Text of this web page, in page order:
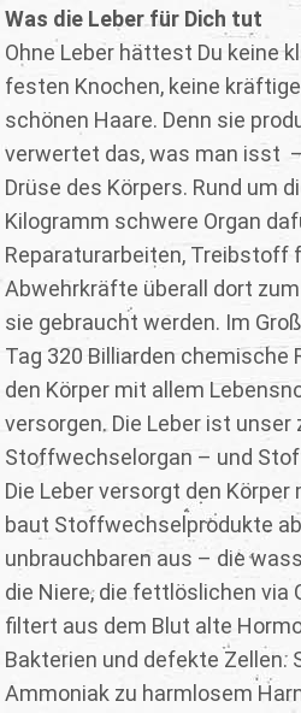
Was die Leber für Dich tut
Ohne Leber hättest Du keine
festen Knochen, keine
schönen Haare. Denn sie
verwertet das, was man isst
Drüse des Körpers. Rund um
Kilogramm schwere Organ
Reparaturarbeiten, Treibstoff
Abwehrkräfte überall dort
sie gebraucht werden. Im
Tag 320 Billiarden chemische
den Körper mit allem
versorgen. Die Leber ist unser
Stoffwechselorgan – und
Die Leber versorgt den
baut Stoffwechselprodukte
unbrauchbaren aus – die
die Niere, die fettlöslichen via
filtert aus dem Blut alte
Bakterien und defekte
Ammoniak zu harmlosem